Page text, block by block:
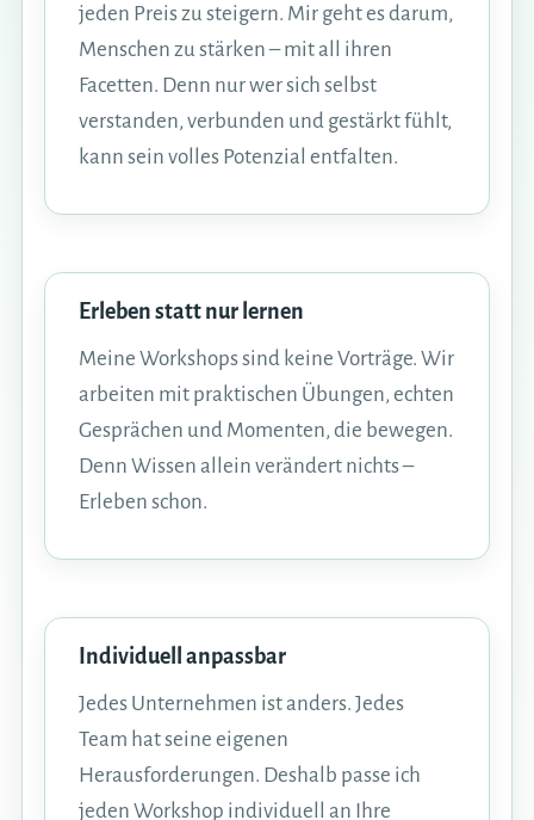
jeden Preis zu steigern. Mir geht es darum,
Menschen zu stärken – mit all ihren
Facetten. Denn nur wer sich selbst
verstanden, verbunden und gestärkt fühlt,
kann sein volles Potenzial entfalten.
Erleben statt nur lernen
Meine Workshops sind keine Vorträge. Wir
arbeiten mit praktischen Übungen, echten
Gesprächen und Momenten, die bewegen.
Denn Wissen allein verändert nichts –
Erleben schon.
Individuell anpassbar
Jedes Unternehmen ist anders. Jedes
Team hat seine eigenen
Herausforderungen. Deshalb passe ich
jeden Workshop individuell an Ihre